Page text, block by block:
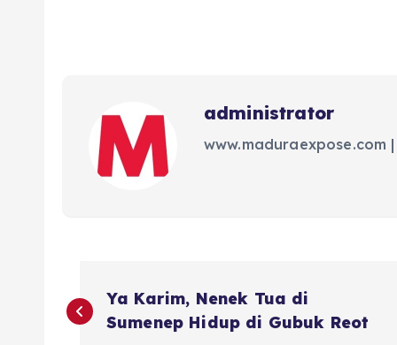
administrator
www.maduraexpose.com
N
a
Ya Karim, Nenek Tua di
Sumenep Hidup di Gubuk Reot